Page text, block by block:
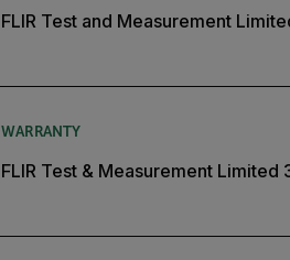
FLIR Test and Measurement
WARRANTY
FLIR Test & Measurement Limited